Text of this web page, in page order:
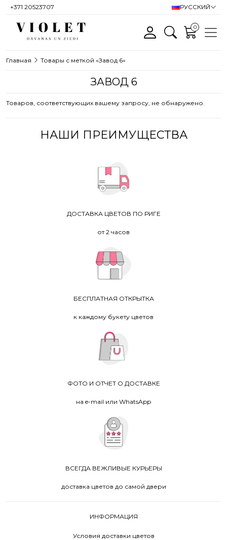
+371 20523707 РУССКИЙ
0
Главная Товары с меткой «Завод 6»
ЗАВОД 6
Товаров, соответствующих вашему запросу, не обнаружено.
НАШИ ПРЕИМУЩЕСТВА
ДОСТАВКА ЦВЕТОВ ПО РИГЕ
от 2 часов
БЕСПЛАТНАЯ ОТКРЫТКА
к каждому букету цветов
ФОТО И ОТЧЕТ О ДОСТАВКЕ
на e-mail или WhatsApp
ВСЕГДА ВЕЖЛИВЫЕ КУРЬЕРЫ
доставка цветов до самой двери
ИНФОРМАЦИЯ
Условия доставки цветов